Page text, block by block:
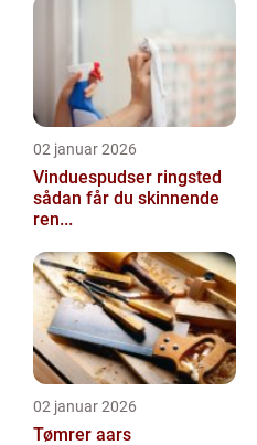
02 januar 2026
Vinduespudser ringsted
sådan får du skinnende
ren...
02 januar 2026
Tømrer aars